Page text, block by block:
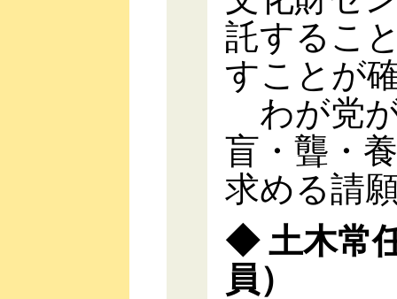
託するこ
すことが
わが党
盲・聾・
求める請
◆ 土木常
員）